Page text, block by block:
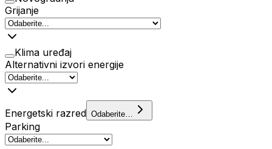
Grijanje
Klima uređaj
Alternativni izvori energije
Energetski razred Odaberite…
Parking